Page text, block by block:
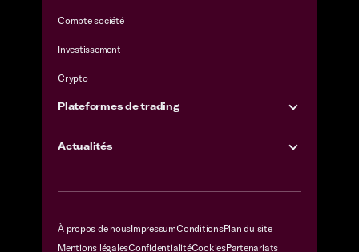
Compte société
Investissement
Crypto
Plateformes de trading
Actualités
À propos de nousImpressumConditionsPlan du site
Mentions légalesConfidentialitéCookiesPartenariats